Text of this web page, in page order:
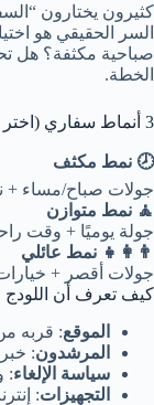
كثيرون يختارون
السر الحقيقي هو
صباحية مكثفة؟ هل
الخطة.
3 أنماط سفاري (اختر واحدًا بدل الخلط العشوائي)
🕗 نمط مكثف
جولات صباح/مساء +
🧘 نمط متوازن
جولة يوميًا + وقت
👨‍👩‍👧 نمط عائلي
جولات أقصر +
كيف تعرف أن
الموقع: قربه
المرشدون:
سياسة الإلغاء:
التجهيزات: